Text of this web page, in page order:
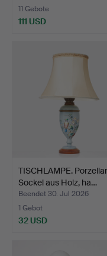
11 Gebote
111 USD
TISCHLAMPE.
Sockel aus Holz, ha…
Beendet 30. Jul 2026
1 Gebot
32 USD